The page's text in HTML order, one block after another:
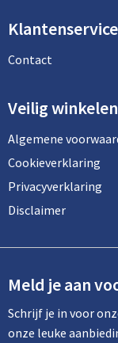
Klantenservice
Contact
Veilig winkelen
Algemene
Cookieverklaring
Privacyverklaring
Disclaimer
Meld je aan
Schrijf je in voor
onze leuke